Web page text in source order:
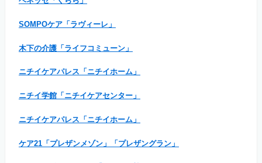
SOMPOケア「ラヴィーレ」
木下の介護「ライフコミューン」
ニチイケアパレス「ニチイホーム」
ニチイ学館「ニチイケアセンター」
ニチイケアパレス「ニチイホーム」
ケア21「プレザンメゾン」「プレザングラン」